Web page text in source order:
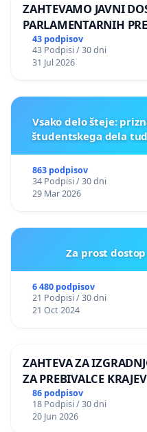
ZAHTEVAMO JAVNI
PARLAMENTARNIH
ILEGALNI TRGOVINI Z
43 podpisov
43 Podpisi / 30 dni
31 Jul 2026
Vsako delo šteje:
študentskega dela
863 podpisov
34 Podpisi / 30 dni
29 Mar 2026
Za prost
6 480 podpisov
21 Podpisi / 30 dni
21 Oct 2024
ZAHTEVA ZA
ZA PREBIVALCE
PRESTRANEK
86 podpisov
18 Podpisi / 30 dni
20 Jun 2026